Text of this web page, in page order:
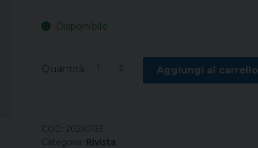
Disponibile
Quantità Aggiungi al carrello
COD: 20210133
Categoria: Rivista